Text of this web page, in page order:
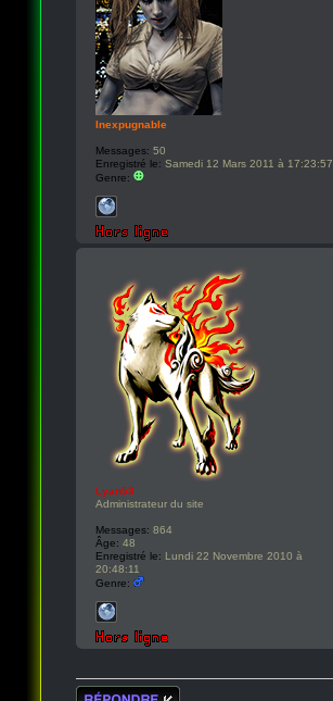
Inexpugnable
Messages: 50
Enregistré le: Samedi 12 Mars 2011 à 17:23:57
Genre:
Lyan53
Administrateur du site
Messages: 864
Âge: 48
Enregistré le: Lundi 22 Novembre 2010 à
20:48:11
Genre:
Répondre